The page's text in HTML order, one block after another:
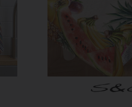
AGGIUNGI AL